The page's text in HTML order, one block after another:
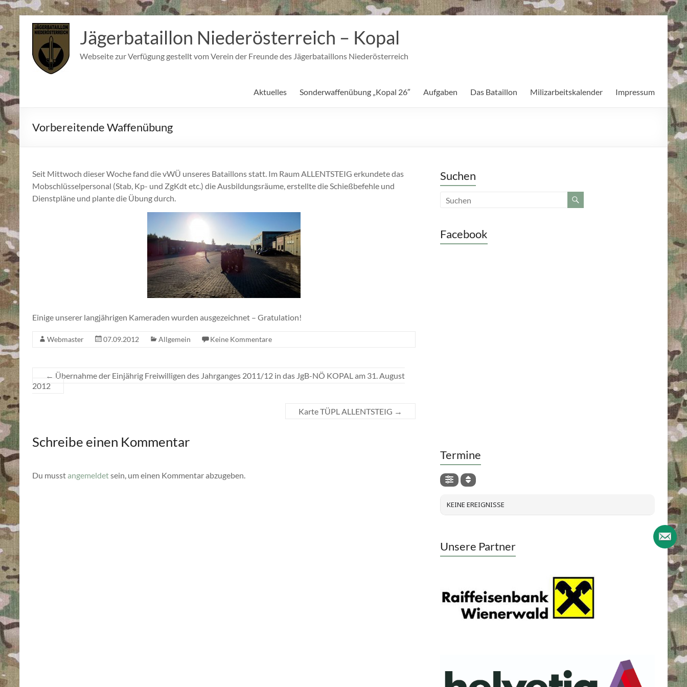
Inhalt
springen
Jägerbataillon Niederösterreich – Kopal
Webseite zur Verfügung gestellt vom Verein der Freunde des Jägerbataillons Niederösterreich
Aktuelles Sonderwaffenübung „Kopal 26″ Aufgaben Das Bataillon Milizarbeitskalender Impressum
Vorbereitende Waffenübung
Seit Mittwoch dieser Woche fand die vWÜ unseres Bataillons statt. Im Raum ALLENTSTEIG erkundete das
Mobschlüsselpersonal (Stab, Kp- und ZgKdt etc.) die Ausbildungsräume, erstellte die Schießbefehle und
Dienstpläne und plante die Übung durch.
Einige unserer langjährigen Kameraden wurden ausgezeichnet – Gratulation!
Webmaster 07.09.2012 Allgemein Keine Kommentare
← Übernahme der Einjährig Freiwilligen des Jahrganges 2011/12 in das JgB-NÖ KOPAL am 31. August
2012
Karte TÜPL ALLENTSTEIG →
Schreibe einen Kommentar
Du musstangemeldetsein, um einen Kommentar abzugeben.
Suchen
Facebook
Termine
KEINE EREIGNISSE
Unsere Partner